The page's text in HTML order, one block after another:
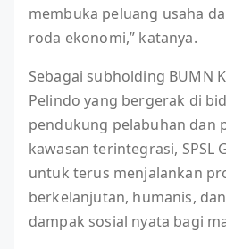
membuka peluang usaha
roda ekonomi,” katanya.
Sebagai subholding BUMN
Pelindo yang bergerak di
pendukung pelabuhan dan
kawasan terintegrasi, SPSL
untuk terus menjalankan
berkelanjutan, humanis,
dampak sosial nyata bagi